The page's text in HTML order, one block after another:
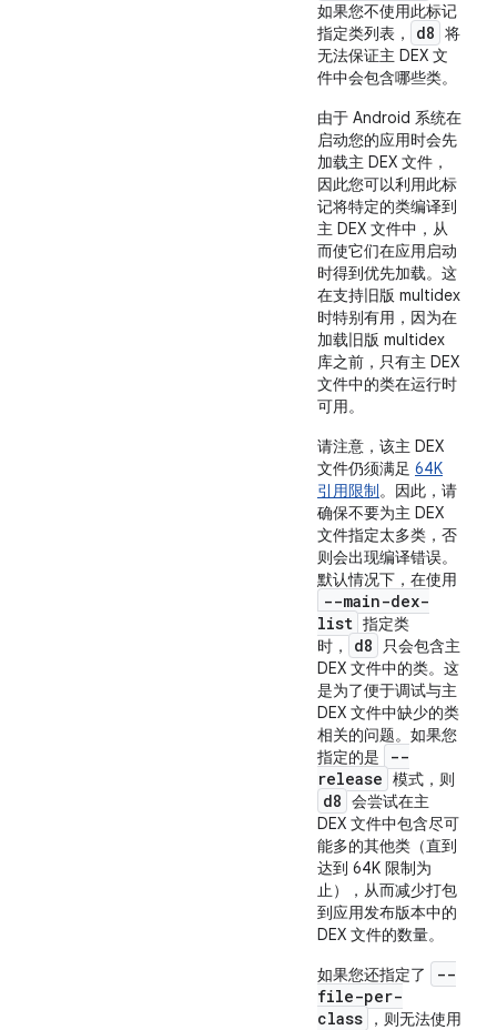
如果您不使用此标记
指定类列表，
d8 将
无法保证主 DEX 文
件中会包含哪些类。
由于 Android 系统在
启动您的应用时会先
加载主 DEX 文件，
因此您可以利用此标
记将特定的类编译到
主 DEX 文件中，从
而使它们在应用启动
时得到优先加载。这
在支持旧版 multidex
时特别有用，因为在
加载旧版 multidex
库之前，只有主 DEX
文件中的类在运行时
可用。
请注意，该主 DEX
文件仍须满足 64K
引用限制。因此，请
确保不要为主 DEX
文件指定太多类，否
则会出现编译错误。
默认情况下，在使用
--main-dex-
list 指定类
时，
d8
只会包含主
DEX 文件中的类。这
是为了便于调试与主
DEX 文件中缺少的类
相关的问题。如果您
指定的是
--
release 模式，则
d8 会尝试在主
DEX 文件中包含尽可
能多的其他类（直到
达到 64K 限制为
止），从而减少打包
到应用发布版本中的
DEX 文件的数量。
如果您还指定了
--
file-per-
class
，则无法使用